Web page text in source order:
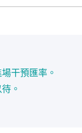
干預匯率。
。